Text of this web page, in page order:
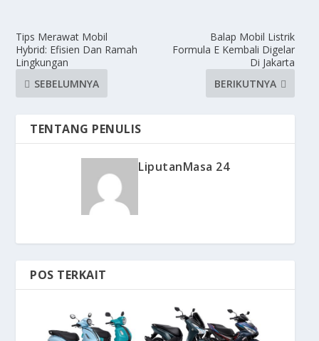
Tips Merawat Mobil
Hybrid: Efisien Dan Ramah
Lingkungan
SEBELUMNYA
Balap Mobil Listrik
Formula E Kembali Digelar
Di Jakarta
BERIKUTNYA
TENTANG PENULIS
LiputanMasa 24
POS TERKAIT